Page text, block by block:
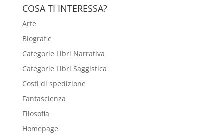
COSA TI INTERESSA?
Arte
Biografie
Categorie Libri Narrativa
Categorie Libri Saggistica
Costi di spedizione
Fantascienza
Filosofia
Homepage